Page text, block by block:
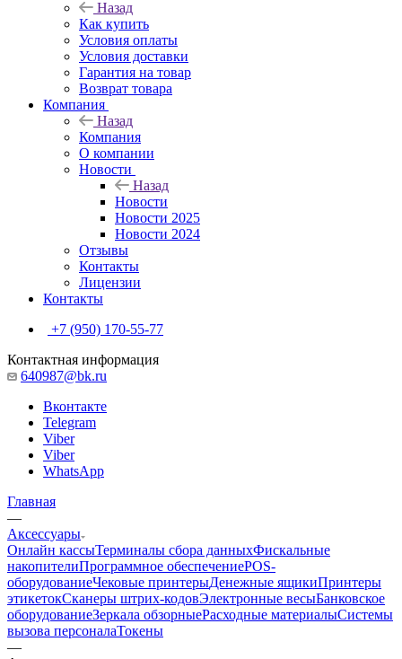
Назад
Как купить
Условия оплаты
Условия доставки
Гарантия на товар
Возврат товара
Компания
Назад
Компания
О компании
Новости
Назад
Новости
Новости 2025
Новости 2024
Отзывы
Контакты
Лицензии
Контакты
+7 (950) 170-55-77
Контактная информация
640987@bk.ru
Вконтакте
Telegram
Viber
Viber
WhatsApp
Главная
—
Аксессуары
Онлайн кассыТерминалы сбора данныхФискальные
накопителиПрограммное обеспечениеPOS-
оборудованиеЧековые принтерыДенежные ящикиПринтеры
этикетокСканеры штрих-кодовЭлектронные весыБанковское
оборудованиеЗеркала обзорныеРасходные материалыСистемы
вызова персоналаТокены
—